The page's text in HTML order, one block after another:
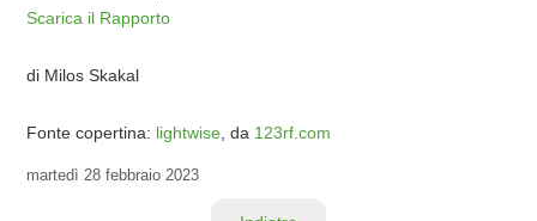
Scarica il Rapporto
di Milos Skakal
Fonte copertina: lightwise , da 123rf.com
martedì 28 febbraio 2023